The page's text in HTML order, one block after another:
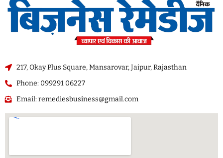
217, Okay Plus Square, Mansarovar, Jaipur, Rajasthan
Phone: 099291 06227
Email: remediesbusiness@gmail.com